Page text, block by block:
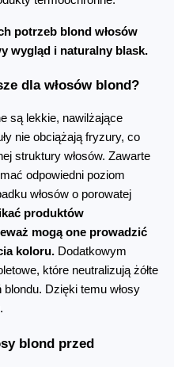
potrzeb blond włosów
wygląd i naturalny blask.
dla włosów blond?
są lekkie, nawilżające
nie obciążają fryzury, co
struktury włosów. Zawarte
odpowiedni poziom
włosów o porowatej
produktów
mogą one prowadzić
koloru. Dodatkowym
które neutralizują żółte
Dzięki temu włosy
blond przed